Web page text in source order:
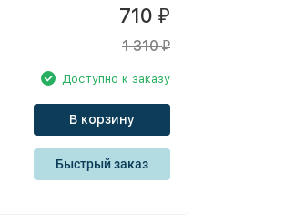
710 ₽
1 310₽
Доступно к заказу
В корзину
Быстрый заказ